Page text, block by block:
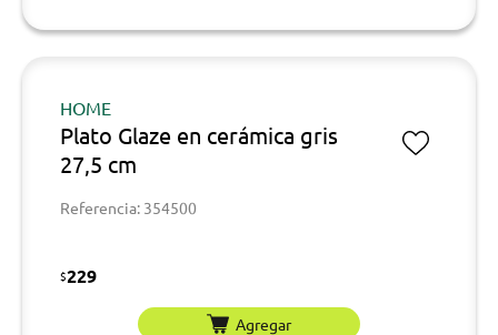
HOME
Plato Glaze en cerámica gris
27,5 cm
Referencia: 354500
$229
Agregar